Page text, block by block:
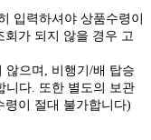
입력하셔야 상품수령이
가 되지 않을 경우 고
않으며, 비행기/배 탑승
니다. 또한 별도의 보관
령이 절대 불가합니다)